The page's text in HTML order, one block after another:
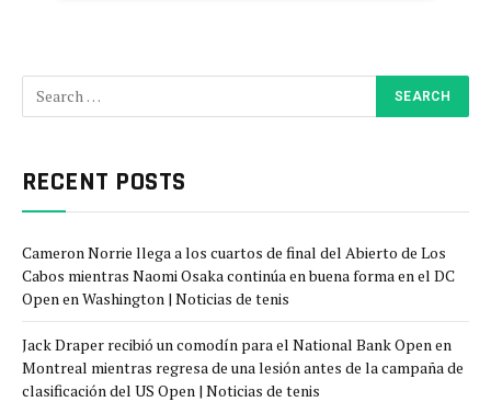
RECENT POSTS
Cameron Norrie llega a los cuartos de final del Abierto de Los
Cabos mientras Naomi Osaka continúa en buena forma en el DC
Open en Washington | Noticias de tenis
Jack Draper recibió un comodín para el National Bank Open en
Montreal mientras regresa de una lesión antes de la campaña de
clasificación del US Open | Noticias de tenis